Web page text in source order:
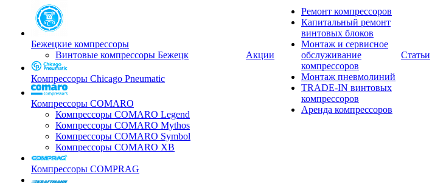
Бежецкие компрессоры
Винтовые компрессоры Бежецк
Компрессоры Chicago Pneumatic
Компрессоры COMARO
Компрессоры COMARO Legend
Компрессоры COMARO Mythos
Компрессоры COMARO Symbol
Компрессоры COMARO XB
Компрессоры COMPRAG
Акции
Ремонт компрессоров
Капитальный ремонт
винтовых блоков
Монтаж и сервисное
обслуживание
компрессоров
Монтаж пневмолиний
TRADE-IN винтовых
компрессоров
Аренда компрессоров
Статьи